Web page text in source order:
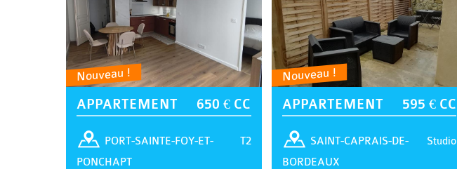
Nouveau !
APPARTEMENT 650 € CC
T2
PORT-SAINTE-FOY-ET-
PONCHAPT
Nouveau !
APPARTEMENT 595 € CC
Studio
SAINT-CAPRAIS-DE-
BORDEAUX